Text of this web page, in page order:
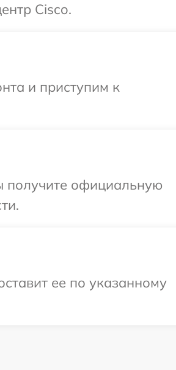
Cisco.
и приступим к
получите официальную
ее по указанному